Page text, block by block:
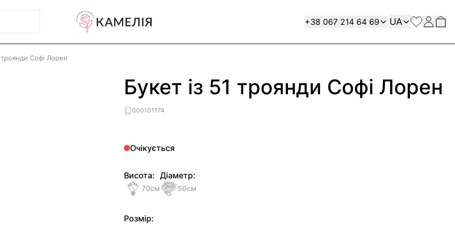
Contact
+38 067 214 64 69 Мова
UA
троянди Софі Лорен
Букет із 51 троянди Софі Лорен
000101174
Очікується
Висота:
70см
Діаметр:
50см
Розмір: